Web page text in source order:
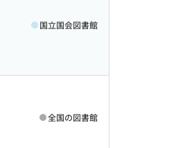
国立国会図書館
全国の図書館